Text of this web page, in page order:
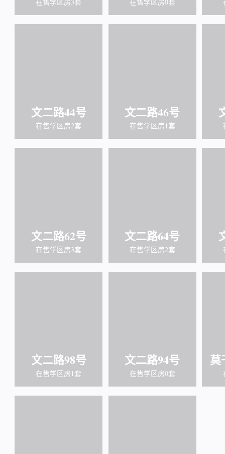
文二路44号
在售学区房2套
文二路46号
在售学区房1套
文二路62号
在售学区房3套
文二路64号
在售学区房2套
文二路98号
在售学区房1套
文二路94号
在售学区房0套
莫